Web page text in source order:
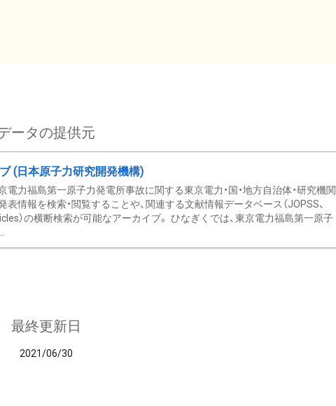
ータの提供元
(日本原子力研究開発機構)
力福島第一原子力発電所事故に関する東京電力・国・地方自治体・研究機関
情報を検索・閲覧することや、関連する文献情報データベース（JOPSS、
）の横断検索が可能なアーカイブ。 ひなぎくでは、東京電力福島第一原子
最終更新日
2021/06/30